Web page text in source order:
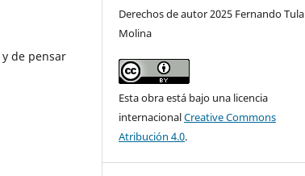
de pensar
Derechos de autor 2025 Fernando Tula
Molina
Esta obra está bajo una licencia
internacionalCreative Commons
Atribución 4.0.